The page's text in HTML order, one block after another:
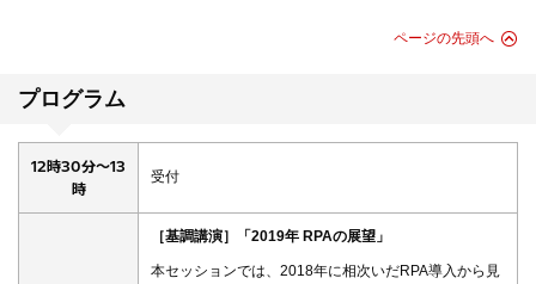
ページの先頭へ
プログラム
12時30分～13
時
受付
［基調講演］「2019年 RPAの展望」
本セッションでは、2018年に相次いだRPA導入から見